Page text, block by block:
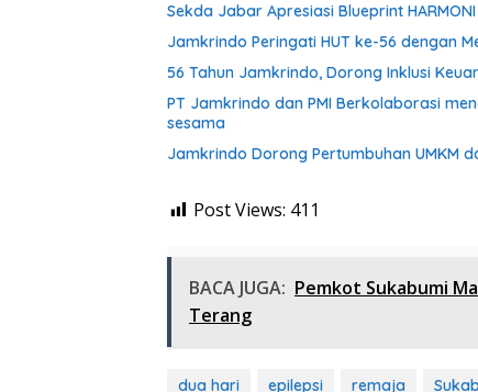
Sekda Jabar Apresiasi Blueprint
Jamkrindo Peringati HUT ke-56 dengan
56 Tahun Jamkrindo, Dorong Inklusi
PT Jamkrindo dan PMI Berkolaborasi
sesama
Jamkrindo Dorong Pertumbuhan UMKM
Post Views: 411
BACA JUGA: Pemkot Sukabumi
Terang
dua hari epilepsi remaja